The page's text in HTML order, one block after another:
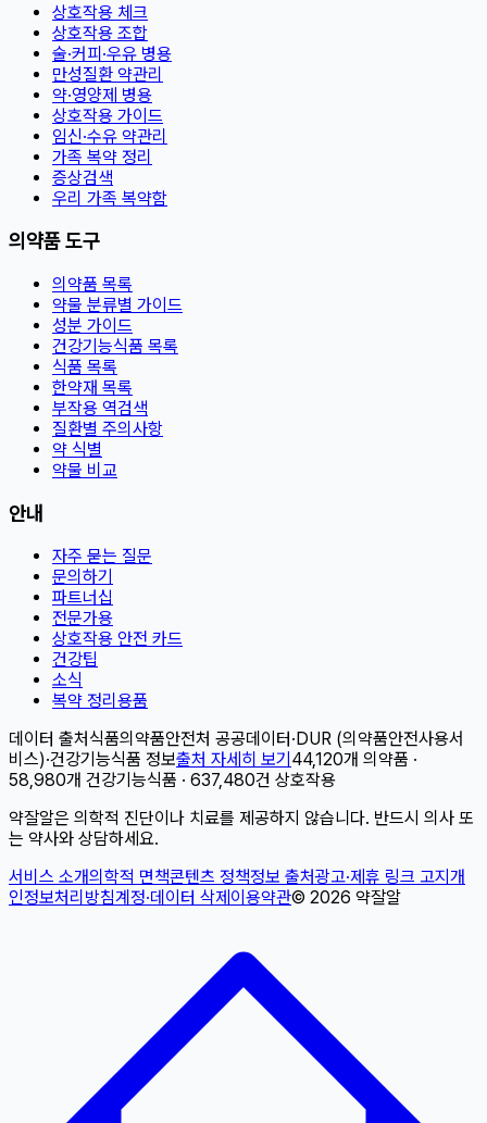
상호작용 체크
상호작용 조합
술·커피·우유 병용
만성질환 약관리
약·영양제 병용
상호작용 가이드
임신·수유 약관리
가족 복약 정리
증상검색
우리 가족 복약함
의약품 도구
의약품 목록
약물 분류별 가이드
성분 가이드
건강기능식품 목록
식품 목록
한약재 목록
부작용 역검색
질환별 주의사항
약 식별
약물 비교
안내
자주 묻는 질문
문의하기
파트너십
전문가용
상호작용 안전 카드
건강팁
소식
복약 정리용품
데이터 출처 식품의약품안전처 공공데이터 · DUR (의약품안전사용서
비스)·건강기능식품 정보출처 자세히 보기 44,120개 의약품 ·
58,980개 건강기능식품 · 637,480건 상호작용
약잘알은 의학적 진단이나 치료를 제공하지 않습니다. 반드시 의사 또
는 약사와 상담하세요.
서비스 소개의학적 면책콘텐츠 정책정보 출처광고·제휴 링크 고지 개
인정보처리방침계정·데이터 삭제 이용약관© 2026 약잘알